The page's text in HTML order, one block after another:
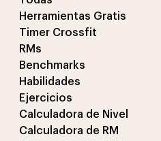
Herramientas Gratis
Timer Crossfit
RMs
Benchmarks
Habilidades
Ejercicios
Calculadora de Nivel
Calculadora de RM